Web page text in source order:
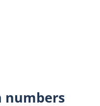
numbers